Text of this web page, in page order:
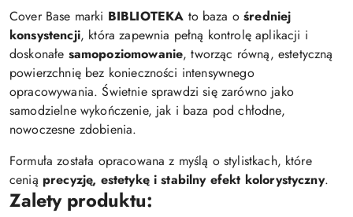
Cover Base marki BIBLIOTEKA to baza ośredniej
konsystencji, która zapewnia pełną kontrolę aplikacji i
doskonałe samopoziomowanie, tworząc równą, estetyczną
powierzchnię bez konieczności intensywnego
opracowywania. Świetnie sprawdzi się zarówno jako
samodzielne wykończenie, jak i baza pod chłodne,
nowoczesne zdobienia.
Formuła została opracowana z myślą o stylistkach, które
cenią precyzję, estetykę i stabilny efekt kolorystyczny.
Zalety produktu: